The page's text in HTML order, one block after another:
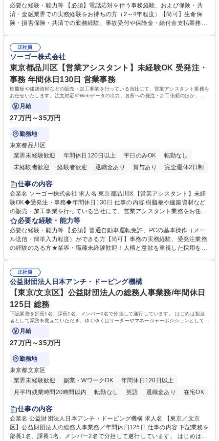
い合わせ電話対応や書類発送等を担当します。 ■共済金請求書類の受付、
内容確認、および共済金支払に関する審査・事務処理業務全般を担当 ■専
用システムへのデータ入力、各種必要書類の作成・発送作業 ■加入者様や
指定する業務 募集職種 横浜市【共済金支払事務】金融保険業界経験歓迎/
各種手当充実/転勤無
必要な経験・能力等 【必須】電話応対を伴う事務経験、および保険・共
済・金融業界での実務経験をお持ちの方（2～4年程度）【尚可】生命保
険・損害保険・共済での勤務経験、事故受付や保険金・給付金支払業務経
務へのキャリアチェンジ希望者も大歓迎です！ 学歴・資格 学歴：大学院
大学 高専 短大 専修学校 高校 語学力： 資格：
正社員
ソーゴー株式会社
東京都品川区【営業アシスタント】未経験OK 受発注・
事務 年間休日130日 営業事務
樹脂板や建築資材などの販売・加工事業を行っている当社にて、営業アシスタント業務を
お任せいたします。注文対応やWebデータの出力、各所への発注・加工依頼のほか、電
話・メール対応等の事務業務を担当します。
月給
27万円～35万円
勤務地
東京都品川区
業界未経験歓迎
年間休日120日以上 平日のみOK
転勤なし
未経験者歓迎
経験者歓迎 退職金あり 賞与あり
完全週休2日制
交通費支給
仕事の内容
企業名 ソーゴー株式会社 求人名 東京都品川区【営業アシスタント】未経
験OK◆受発注・事務◆年間休日130日 仕事の内容 樹脂板や建築資材など
の販売・加工事業を行っている当社にて、営業アシスタント業務をお任せ
いたします。注文対応やWebデータの出力、各所への発注・加工依頼のほ
か、電話・メール対応等の事務業務を担当します。 ■受注・発注業務：FA
Xによる注文対応、Web発注データのプリントアウト、各仕入先・協力会
社への発注および加工依頼等 ■納品書・請求書の作成および発送手配 ■商
当社の指定する業務 募集職種 東京都品川区【営業アシスタント】未経験O
K◆受発注・事務◆年間休日130日
必要な経験・能力等
必要な経験・能力等 【必須】普通自動車運転免許、PCの基本操作（メー
ル送信・簡単入力程度）ができる方【尚可】事務の実務経験、受発注業務
の経験のある方★業界・職種未経験歓迎！人柄と意欲を重視した採用を行
変化に臨機応変かつ柔軟に対応できる方、約束を守り正確に作業を進めら
れる方を求めています。高度なPCスキルや関数知識は一切不要です。丁
寧な指導体制が整っているため、安心してお仕事をスタートしていただけ
ます。 学歴・資格 学歴：大学院 大学 高専 短大 専修学校 高校 語学力：
資格：
正社員
公益財団法人日本アンチ・ドーピング機構
【東京/文京区】公益財団法人の総務人事業務/年間休日
125日 総務
下記業務を部長1名、課長1名、メンバー2名で分担して遂行しています。 はじめは担当
者として業務を覚えていただき、ゆくゆくはリーダーやマネージャーポジションとして活
躍いただくことを期待しています。
月給
27万円～35万円
勤務地
東京都文京区
業界未経験歓迎
副業・WワークOK
年間休日120日以上
月平均残業時間20時間以内
転勤なし 英語 退職金あり
在宅OK
賞与あり
育休あり
食事補助あり
仕事の内容
企業名 公益財団法人日本アンチ・ドーピング機構 求人名 【東京／文京
区】公益財団法人の総務人事業務／年間休日125日 仕事の内容 下記業務を
部長1名、課長1名、メンバー2名で分担して遂行しています。 はじめは担